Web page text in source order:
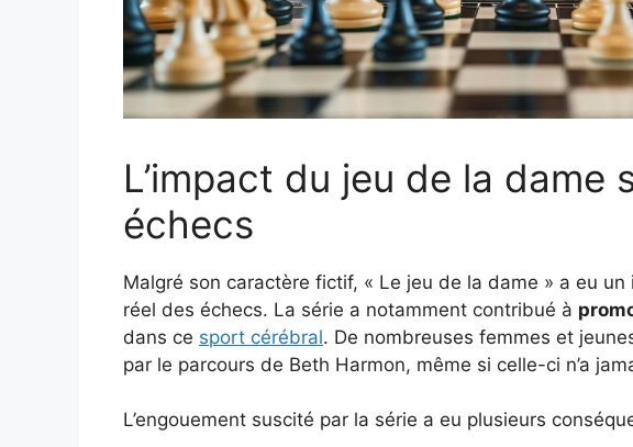
L’impact du jeu de la dame
échecs
Malgré son caractère fictif, « Le jeu de la dame » a eu
réel des échecs. La série a notamment contribué à
dans ce sport cérébral. De nombreuses femmes et
par le parcours de Beth Harmon, même si celle-ci n’a
L’engouement suscité par la série a eu plusieurs